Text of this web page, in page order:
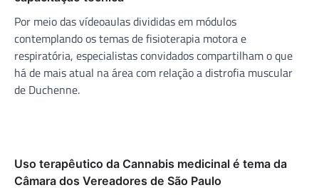
Por meio das vídeoaulas divididas em módulos
contemplando os temas de fisioterapia motora e
respiratória, especialistas convidados compartilham o que
há de mais atual na área com relação a distrofia muscular
de Duchenne.
Uso terapêutico da Cannabis medicinal é tema da
Câmara dos Vereadores de São Paulo